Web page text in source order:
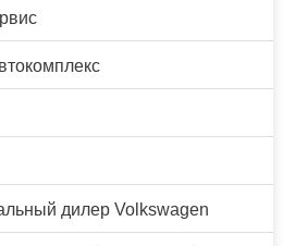
дилер Volkswagen